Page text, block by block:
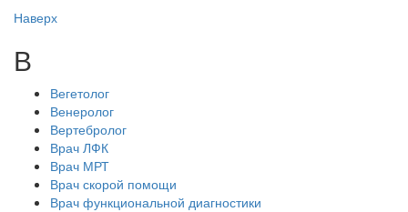
Наверх
В
Вегетолог
Венеролог
Вертебролог
Врач ЛФК
Врач МРТ
Врач скорой помощи
Врач функциональной диагностики